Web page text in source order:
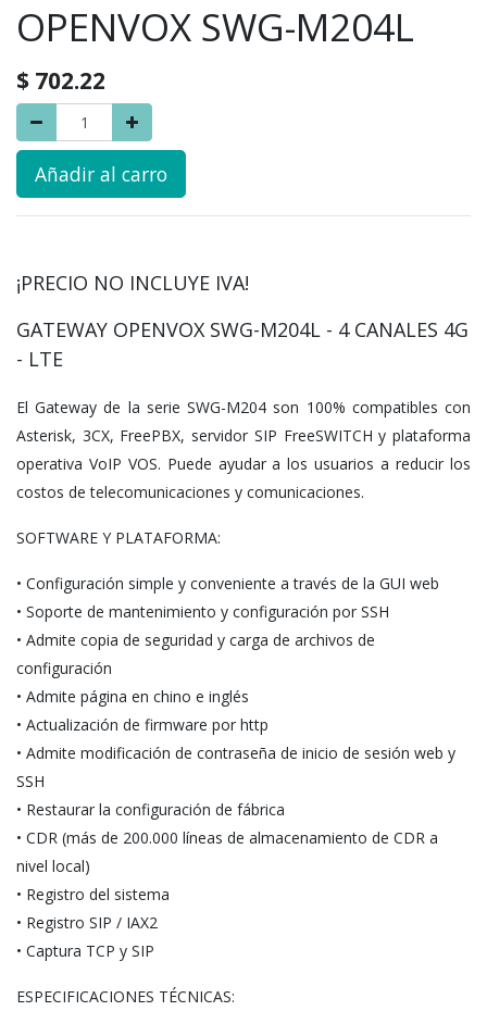
OPENVOX SWG-M204L
$ 702.22
Añadir al carro
¡PRECIO NO INCLUYE IVA!
GATEWAY OPENVOX SWG-M204L - 4 CANALES 4G
- LTE
El Gateway de la serie SWG-M204 son 100% compatibles con
Asterisk, 3CX, FreePBX, servidor SIP FreeSWITCH y plataforma
operativa VoIP VOS. Puede ayudar a los usuarios a reducir los
costos de telecomunicaciones y comunicaciones.
SOFTWARE Y PLATAFORMA:
• Configuración simple y conveniente a través de la GUI web
• Soporte de mantenimiento y configuración por SSH
• Admite copia de seguridad y carga de archivos de
configuración
• Admite página en chino e inglés
• Actualización de firmware por http
• Admite modificación de contraseña de inicio de sesión web y
SSH
• Restaurar la configuración de fábrica
• CDR (más de 200.000 líneas de almacenamiento de CDR a
nivel local)
• Registro del sistema
• Registro SIP / IAX2
• Captura TCP y SIP
ESPECIFICACIONES TÉCNICAS: